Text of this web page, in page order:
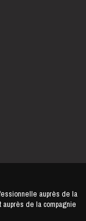
auprès de la
de la compagnie